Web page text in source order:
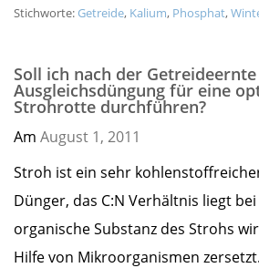
Stichworte: Getreide, Kalium, Phosphat,
Soll ich nach der
Ausgleichsdüngung für eine
Strohrotte durchführen?
Am August 1, 2011
Stroh ist ein sehr
Dünger, das C:N Verhältnis liegt bei
organische Substanz des Strohs
Hilfe von Mikroorganismen